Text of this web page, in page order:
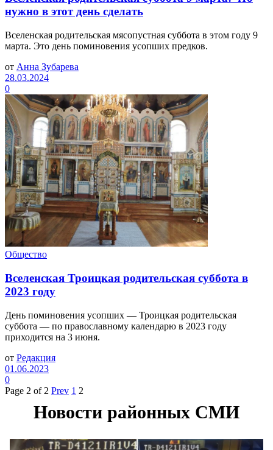
нужно в этот день сделать
Вселенская родительская мясопустная суббота в этом году 9
марта. Это день поминовения усопших предков.
от Анна Зубарева
28.03.2024
0
Общество
Вселенская Троицкая родительская суббота в
2023 году
День поминовения усопших — Троицкая родительская
суббота — по православному календарю в 2023 году
приходится на 3 июня.
от Редакция
01.06.2023
0
Page 2 of 2 Prev 1 2